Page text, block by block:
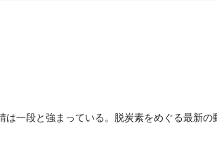
一段と強まっている。脱炭素をめぐる最新の